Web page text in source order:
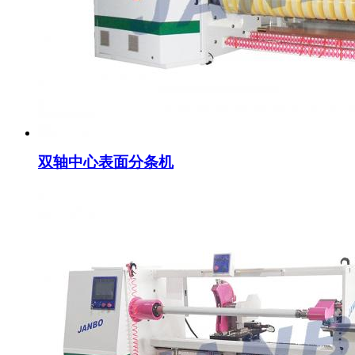
双轴中心表面分条机